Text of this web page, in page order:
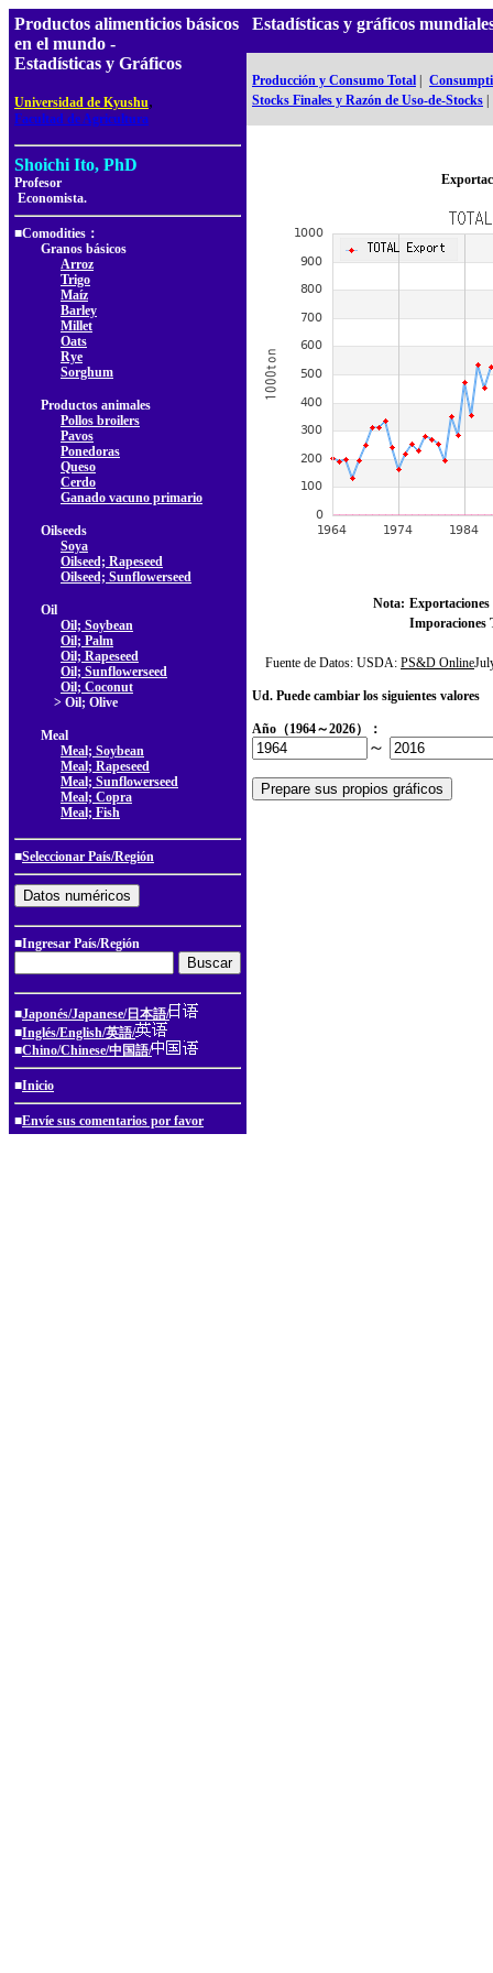
Productos alimenticios básicos
en el mundo -
Estadísticas y Gráficos
Universidad de Kyushu,
Facultad de Agricultura
Shoichi Ito, PhD
Profesor
Economista.
■Comodities：
Granos básicos
Arroz
Trigo
Maíz
Barley
Millet
Oats
Rye
Sorghum
Productos animales
Pollos broilers
Pavos
Ponedoras
Queso
Cerdo
Ganado vacuno primario
Oilseeds
Soya
Oilseed; Rapeseed
Oilseed; Sunflowerseed
Oil
Oil; Soybean
Oil; Palm
Oil; Rapeseed
Oil; Sunflowerseed
Oil; Coconut
> Oil; Olive
Meal
Meal; Soybean
Meal; Rapeseed
Meal; Sunflowerseed
Meal; Copra
Meal; Fish
■Seleccionar País/Región
■Ingresar País/Región
■Japonés/Japanese/日本語/
■Inglés/English/英語/
■Chino/Chinese/中国語/
■Inicio
■Envíe sus comentarios por favor
Estadísticas y gráficos
Producción y Consumo Total
Stocks Finales y Razón de Uso-de-Stocks
Nota: Exportaciones
Imporaciones
Fuente de Datos: USDA: PS&D Online
Ud. Puede cambiar los siguientes valores
Año（1964～2026）：
～